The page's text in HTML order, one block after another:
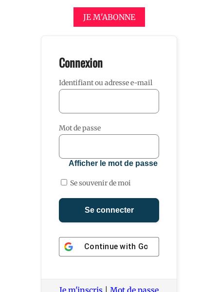
JE M'ABONNE
Connexion
Identifiant ou adresse e-mail
Mot de passe
Afficher le mot de passe
Se souvenir de moi
Continue with Google